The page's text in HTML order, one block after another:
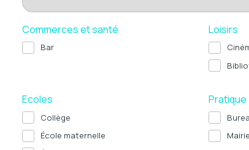
Commerces et santé
Bar
Loisirs
Ecoles
Collège
École maternelle
Pratique
Mairie